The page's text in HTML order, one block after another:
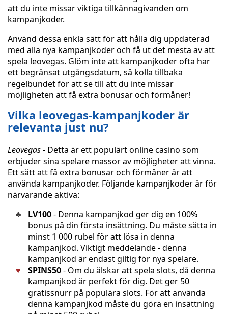
att du inte missar viktiga tillkännagivanden om
kampanjkoder.
Använd dessa enkla sätt för att hålla dig uppdaterad
med alla nya kampanjkoder och få ut det mesta av att
spela leovegas. Glöm inte att kampanjkoder ofta har
ett begränsat utgångsdatum, så kolla tillbaka
regelbundet för att se till att du inte missar
möjligheten att få extra bonusar och förmåner!
Vilka leovegas-kampanjkoder är
relevanta just nu?
Leovegas- Detta är ett populärt online casino som
erbjuder sina spelare massor av möjligheter att vinna.
Ett sätt att få extra bonusar och förmåner är att
använda kampanjkoder. Följande kampanjkoder är för
närvarande aktiva:
LV100- Denna kampanjkod ger dig en 100%
bonus på din första insättning. Du måste sätta in
minst 1 000 rubel för att lösa in denna
kampanjkod. Viktigt meddelande - denna
kampanjkod är endast giltig för nya spelare.
SPINS50- Om du älskar att spela slots, då denna
kampanjkod är perfekt för dig. Det ger 50
gratissnurr på populära slots. För att använda
denna kampanjkod måste du göra en insättning